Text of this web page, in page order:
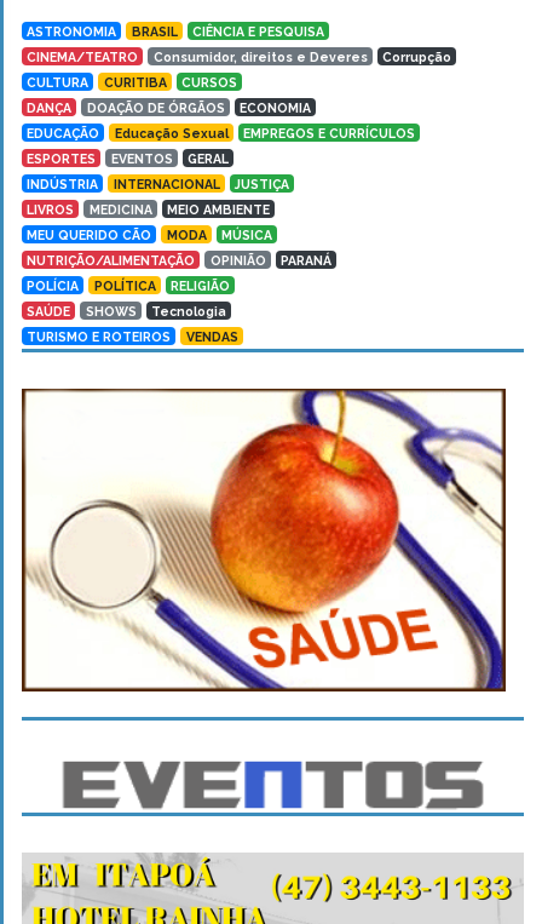
ASTRONOMIA BRASIL
CIÊNCIA E PESQUISA
CINEMA/TEATRO
Consumidor, direitos e Deveres
Corrupção
CULTURA
CURITIBA
CURSOS
DANÇA
DOAÇÃO DE ÓRGÃOS
ECONOMIA
EDUCAÇÃO
Educação Sexual
EMPREGOS E CURRÍCULOS
ESPORTES
EVENTOS
GERAL
INDÚSTRIA
INTERNACIONAL
JUSTIÇA
LIVROS
MEDICINA
MEIO AMBIENTE
MEU QUERIDO CÃO
MODA
MÚSICA
NUTRIÇÃO/ALIMENTAÇÃO
OPINIÃO
PARANÁ
POLÍCIA
POLÍTICA
RELIGIÃO
SAÚDE
SHOWS
Tecnologia
TURISMO E ROTEIROS
VENDAS